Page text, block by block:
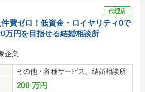
代理店
費ゼロ！低資金・ロイヤリティ0で
万円を目指せる結婚相談所
企業
その他・各種サービス、結婚相談所
200 万円